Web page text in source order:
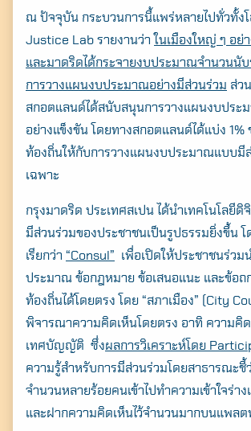
Search
ณ ปัจจุบัน กระบวนการนี้แพร่หลายไปทั่วทั้ง
Justice Lab รายงานว่า ในเมืองใหญ่ ๆ อย่
และมาดริดได้กระจายงบประมาณจำนวนนั
การวางแผนงบประมาณอย่างมีส่วนร่วม ส่ว
สกอตแลนด์ได้สนับสนุนการวางแผนงบปร
อย่างแข็งขัน โดยทางสกอตแลนด์ได้แบ่ง
ท้องถิ่นให้กับการวางแผนงบประมาณแบบมี
เฉพาะ
กรุงมาดริด ประเทศสเปน ได้นำเทคโนโลยีดิ
มีส่วนร่วมของประชาชนเป็นรูปธรรมยิ่งขึ้น โ
เรียกว่า “Consul” เพื่อเปิดให้ประชาชนร่วม
ประมาณ ข้อกฎหมาย ข้อเสนอแนะ และข้อถ
ท้องถิ่นได้โดยตรง โดย “สภาเมือง” (City
พิจารณาความคิดเห็นโดยตรง อาทิ ความคิด
เทศบัญญัติ ซึ่งผลการวิเคราะห์โดย
ความรู้สำหรับการมีส่วนร่วมโดยสาธารณะชี้
จำนวนหลายร้อยคนเข้าไปทำความเข้าใจร่
และฝากความคิดเห็นไว้จำนวนมากบนแพล